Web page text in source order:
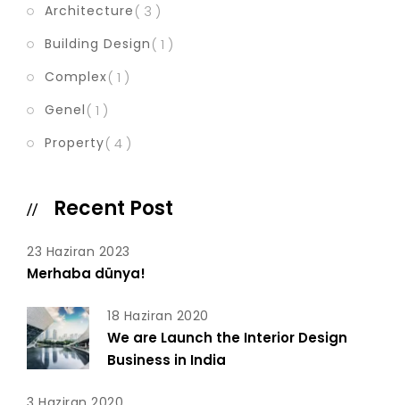
Architecture ( 3 )
Building Design ( 1 )
Complex( 1 )
Genel ( 1 )
Property( 4 )
Recent Post
Merhaba dünya!
23 Haziran 2023
We are Launch the Interior Design
Business in India
18 Haziran 2020